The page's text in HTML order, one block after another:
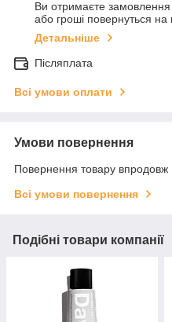
Ви отримаєте замовлення
або гроші повернуться на
Детальніше
Післяплата
Всі умови оплати
Умови повернення
Повернення товару впродовж
Всі умови повернення
Подібні товари компанії